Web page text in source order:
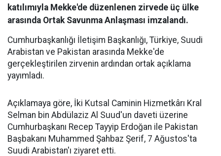
katılımıyla Mekke'de düzenlenen zirvede üç ülke
arasında Ortak Savunma Anlaşması imzalandı.
Cumhurbaşkanlığı İletişim Başkanlığı, Türkiye, Suudi
Arabistan ve Pakistan arasında Mekke'de
gerçekleştirilen zirvenin ardından ortak açıklama
yayımladı.
Açıklamaya göre, İki Kutsal Caminin Hizmetkârı Kral
Selman bin Abdülaziz Al Suud'un daveti üzerine
Cumhurbaşkanı Recep Tayyip Erdoğan ile Pakistan
Başbakanı Muhammed Şahbaz Şerif, 7 Ağustos'ta
Suudi Arabistan'ı ziyaret etti.